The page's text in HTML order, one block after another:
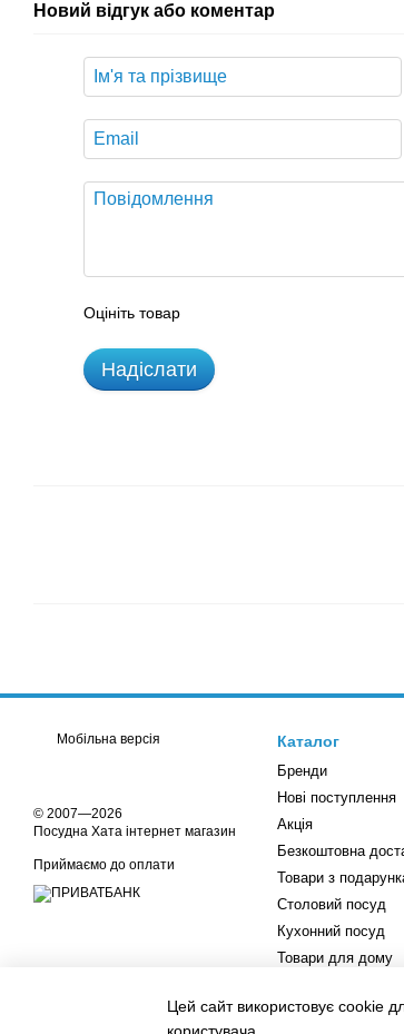
Новий відгук або коментар
Оцініть товар
Надіслати
Мобільна версія
© 2007—2026
Посудна Хата інтернет магазин
Приймаємо до оплати
Інтернет-магазин створений з
Каталог
Бренди
Нові поступлення
Акція
Безкоштовна
Товари з
Столовий посуд
Кухонний посуд
Товари для дому
Цей сайт використовує cookie